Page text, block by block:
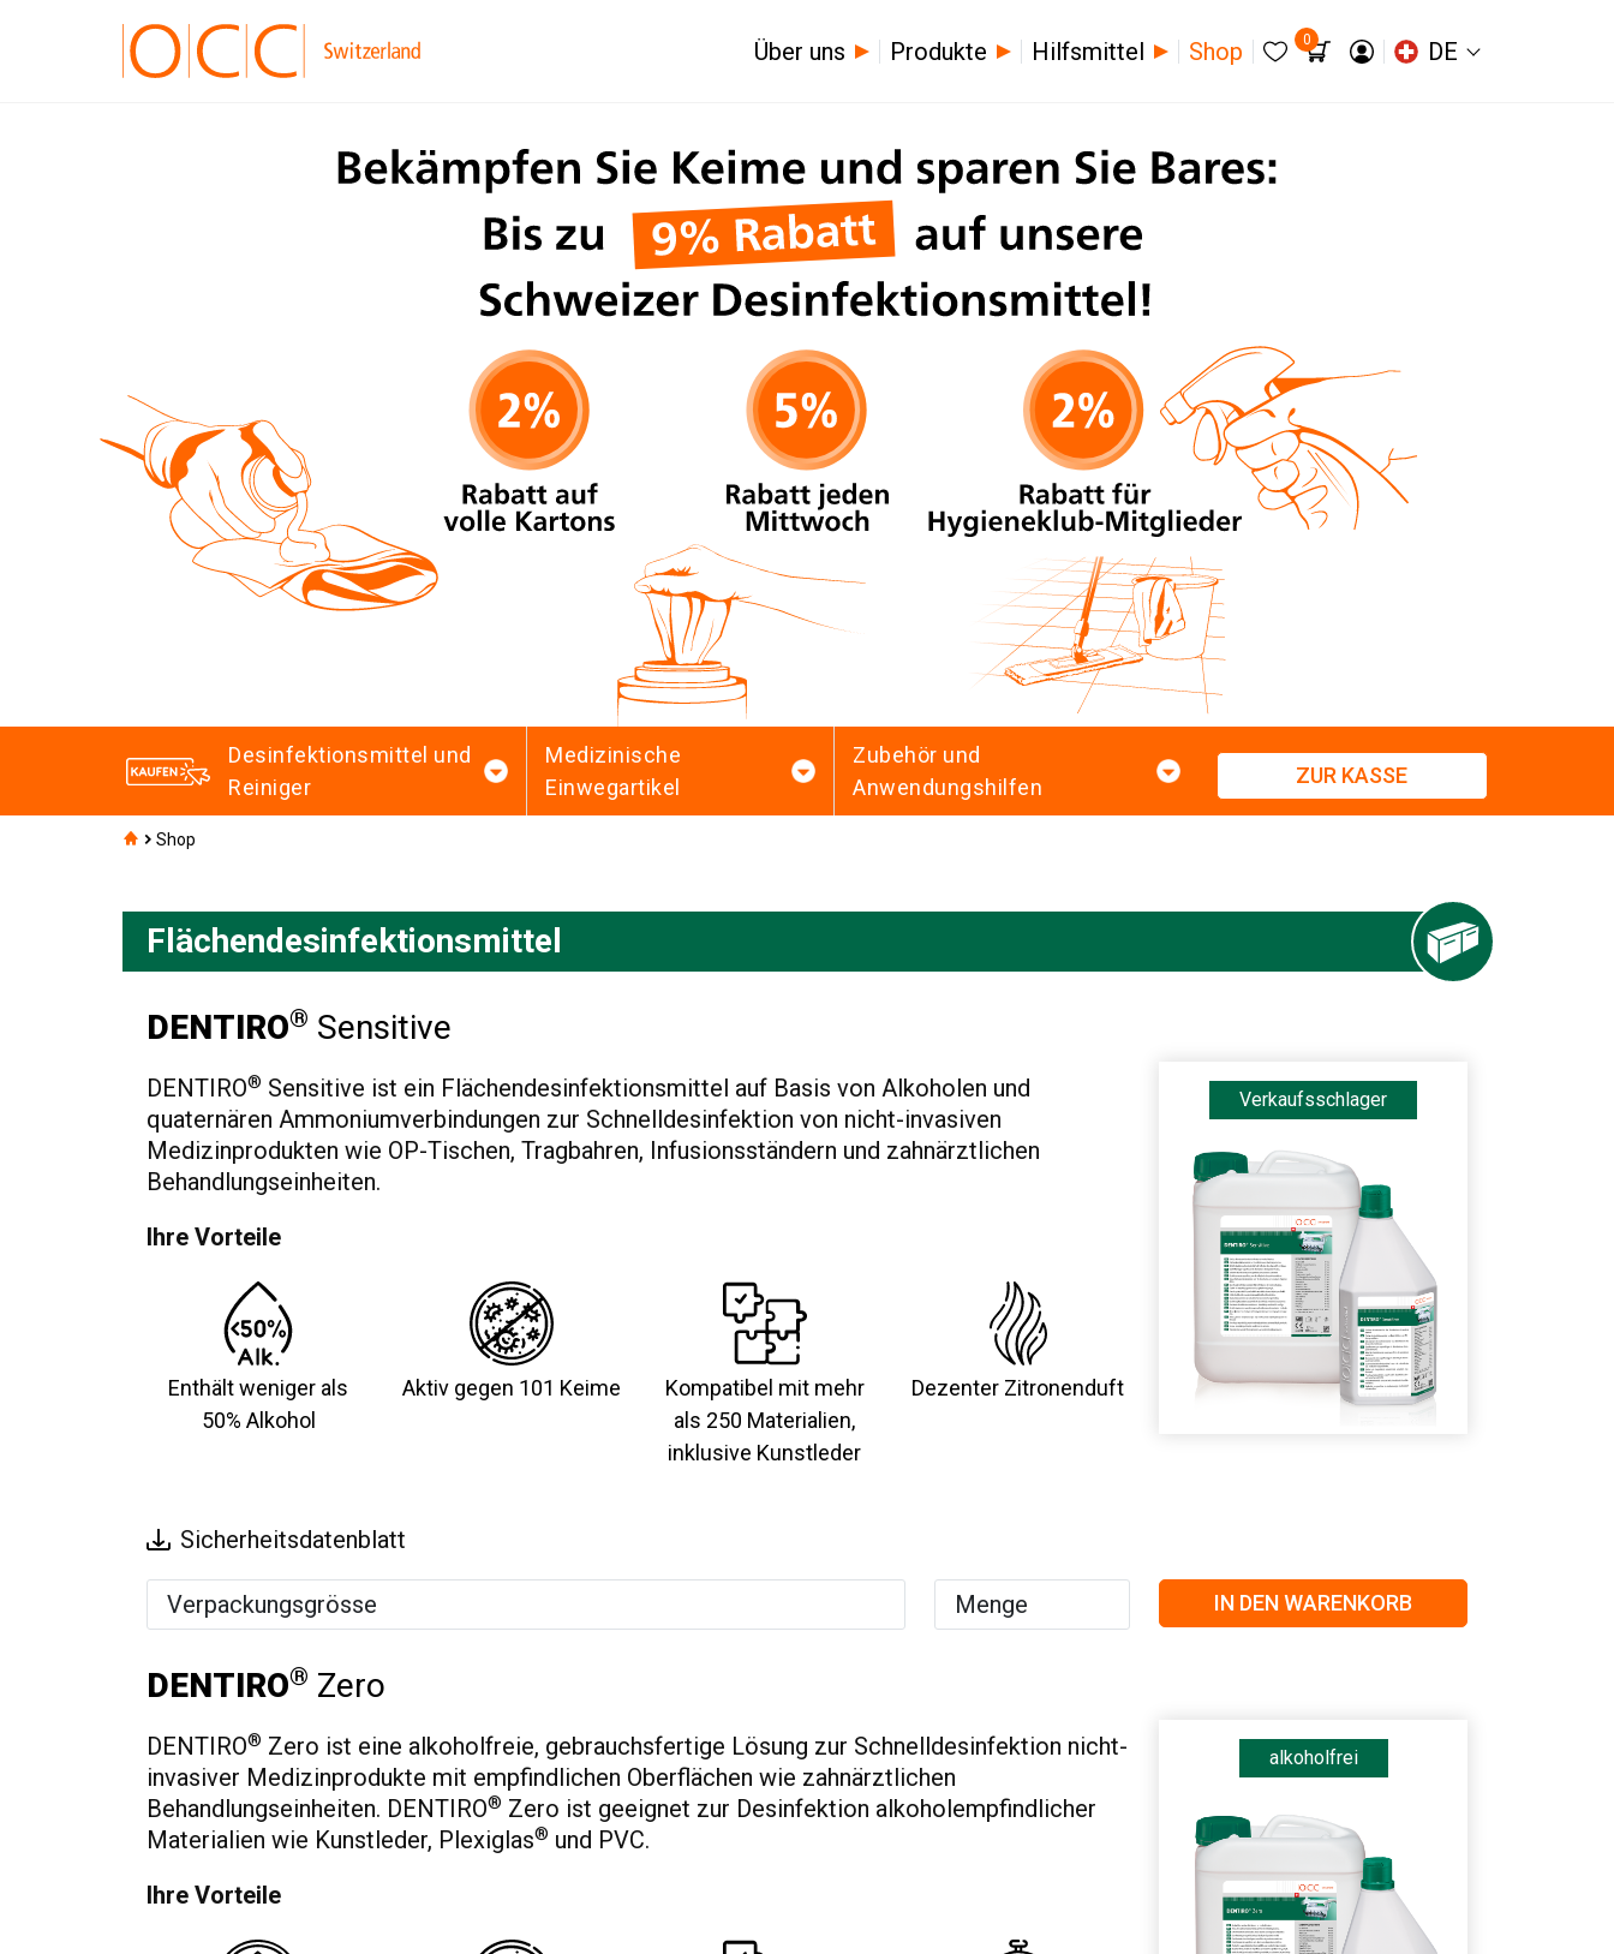
Über uns Produkte Hilfsmittel Shop 0 DE
Desinfektionsmittel und
Reiniger
Medizinische
Einwegartikel
Zubehör und
Anwendungshilfen
ZUR KASSE
Shop
Flächendesinfektionsmittel
DENTIRO® Sensitive
DENTIRO® Sensitive ist ein Flächendesinfektionsmittel auf Basis von Alkoholen und
quaternären Ammoniumverbindungen zur Schnelldesinfektion von nicht-invasiven
Medizinprodukten wie OP-Tischen, Tragbahren, Infusionsständern und zahnärztlichen
Behandlungseinheiten.
Ihre Vorteile
Enthält weniger als
50% Alkohol
Aktiv gegen 101 Keime
Kompatibel mit mehr
als 250 Materialien,
inklusive Kunstleder
Dezenter Zitronenduft
Verkaufsschlager
Sicherheitsdatenblatt
Verpackungsgrösse IN DEN WARENKORB
DENTIRO® Zero
DENTIRO® Zero ist eine alkoholfreie, gebrauchsfertige Lösung zur Schnelldesinfektion nicht-
invasiver Medizinprodukte mit empfindlichen Oberflächen wie zahnärztlichen
Behandlungseinheiten. DENTIRO® Zero ist geeignet zur Desinfektion alkoholempfindlicher
Materialien wie Kunstleder, Plexiglas® und PVC.
Ihre Vorteile
alkoholfrei